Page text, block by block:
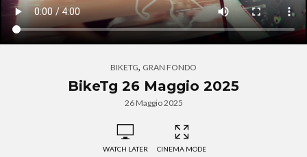
BIKETG, GRAN FONDO
BikeTg 26 Maggio 2025
26 Maggio 2025
WATCH LATER CINEMA MODE